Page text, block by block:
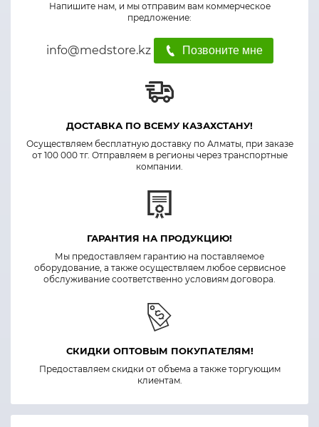
Напишите нам, и мы отправим вам коммерческое
предложение:
info@medstore.kz Позвоните мне
ДОСТАВКА ПО ВСЕМУ КАЗАХСТАНУ!
Осуществляем бесплатную доставку по Алматы, при заказе
от 100 000 тг. Отправляем в регионы через транспортные
компании.
ГАРАНТИЯ НА ПРОДУКЦИЮ!
Мы предоставляем гарантию на поставляемое
оборудование, а также осуществляем любое сервисное
обслуживание соответственно условиям договора.
СКИДКИ ОПТОВЫМ ПОКУПАТЕЛЯМ!
Предоставляем скидки от объема а также торгующим
клиентам.